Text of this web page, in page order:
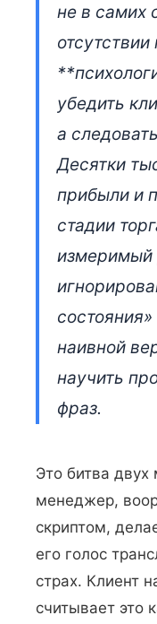
не в самих
убедить
а
Десятки
прибыли и
стадии
измеримый
наивной
научить
фраз.
Это битва
менеджер,
скриптом,
его голос
страх. Клиент
считывает это